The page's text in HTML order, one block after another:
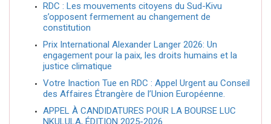
RDC : Les mouvements citoyens du Sud-Kivu
s’opposent fermement au changement de
constitution
Prix International Alexander Langer 2026: Un
engagement pour la paix, les droits humains et la
justice climatique
Votre Inaction Tue en RDC : Appel Urgent au Conseil
des Affaires Étrangère de l’Union Européenne.
APPEL À CANDIDATURES POUR LA BOURSE LUC
NKULULA, ÉDITION 2025-2026